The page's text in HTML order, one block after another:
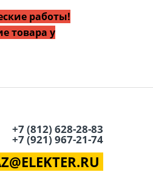
работы!
товара у
+7 (812) 628-28-83
+7 (921) 967-21-74
@ELEKTER.RU